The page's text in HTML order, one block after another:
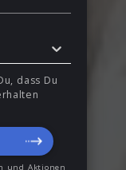
dass Du
und Aktionen